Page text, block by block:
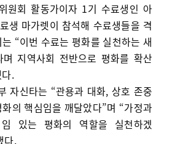
원회 활동가이자 1기 수료생인 아
생 마가렛이 참석해 수료생들을 격
“이번 수료는 평화를 실천하는 새
며 지역사회 전반으로 평화를 확산
.
자신타는 “관용과 대화, 상호 존중
의 핵심임을 깨달았다”며 “가정과
임 있는 평화의 역할을 실천하겠
다.